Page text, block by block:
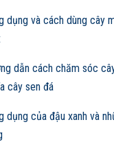
dụng và cách dùng cây
dẫn cách chăm sóc
cây sen đá
dụng của đậu xanh và